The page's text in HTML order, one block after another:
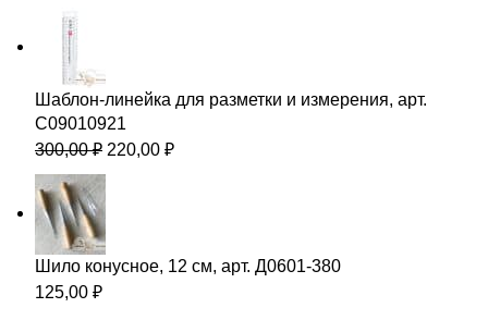
Шаблон-линейка для разметки и измерения, арт.
С09010921
300,00₽ 220,00 ₽
Шило конусное, 12 см, арт. Д0601-380
125,00 ₽